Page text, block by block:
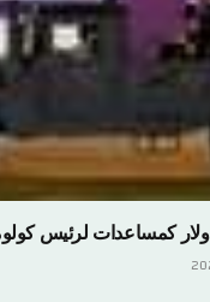
دولار كمساعدات لرئيس